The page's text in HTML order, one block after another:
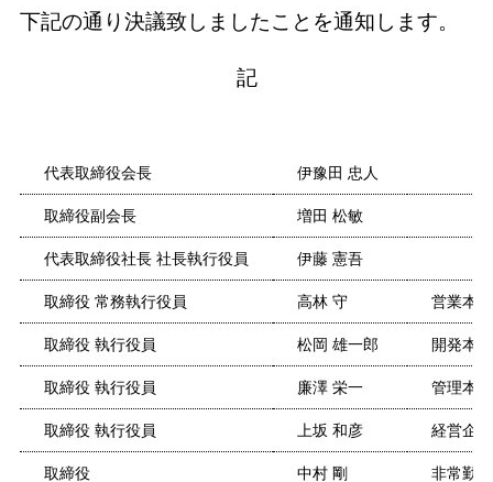
下記の通り決議致しましたことを通知します。
記
代表取締役会長 伊豫田 忠人
取締役副会長 増田 松敏
代表取締役社長 社長執行役員 伊藤 憲吾
取締役 常務執行役員 高林 守 営業本
取締役 執行役員 松岡 雄一郎 開発本
取締役 執行役員 廉澤 栄一 管理本
取締役 執行役員 上坂 和彦 経営企画
取締役 中村 剛 非常勤